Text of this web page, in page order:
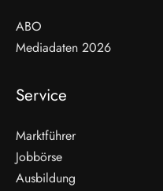
ABO
Mediadaten 2026
Service
Marktführer
Jobbörse
Ausbildung